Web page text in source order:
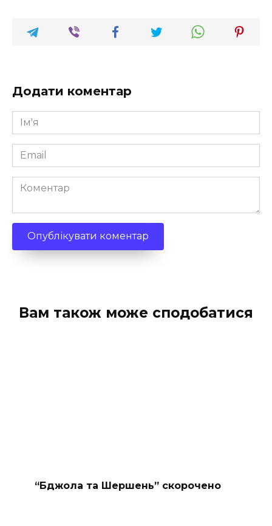
Додати коментар
Ім'я
*
Email
*
Коментар
Вам також може сподобатися
“Бджола та Шершень” скорочено